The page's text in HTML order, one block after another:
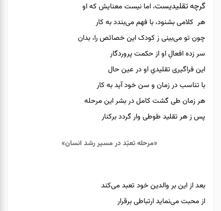
گرچهتقلیدیست، اما نیست معنایش که او
هر کلامی بشنود، با فهم می‌بندد به کار
چون تو می‌بینی ز کودک این خصائص را، بدان
سر زده افعالِ او از حکمت پروردگار
این فراگیری تقلیدیِ او در عین حال
با تناسب در زمان و سن خود آید به کار
هر زمان طی گشت کامل در بشر این مرحله
پس ز هر تقلید طوطی وار گردد برکنار
«مرحله تعبّد در مسیر رشد انسان»
بعد از این بر والدین خود تعبد می‌کند
از محبت می‌نماید ارتباطی برقرار